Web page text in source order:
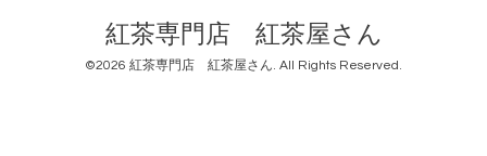
紅茶専門店 紅茶屋さん
©2026 紅茶専門店 紅茶屋さん. All Rights Reserved.